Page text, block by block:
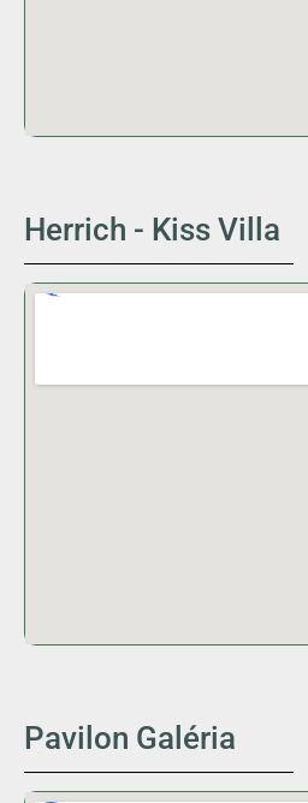
Herrich - Kiss Villa
Pavilon Galéria